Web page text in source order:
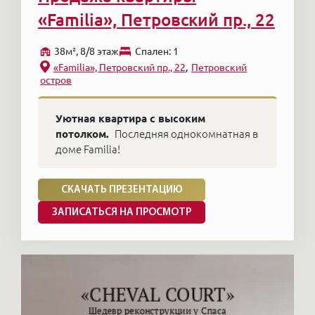
элитной недвижимости встречаются
абсолютно различные варианты — всё
поможет найти ту квартиру, которая
будет доставлять радость многие годы.
Плюс открытый рынок — лишь меньшая
часть реального предложения: самые
интересные объекты в элитном сегменте
«Familia», Петровский пр., 22
38м², 8/8 этаж
Cпален: 1
«Familia», Петровский пр., 22
Петровский
остров
Уютная квартира с высоким
потолком. Последняя однокомнатная в
доме Familia!
СКАЧАТЬ ПРЕЗЕНТАЦИЮ
ЗАПИСАТЬСЯ НА ПРОСМОТР